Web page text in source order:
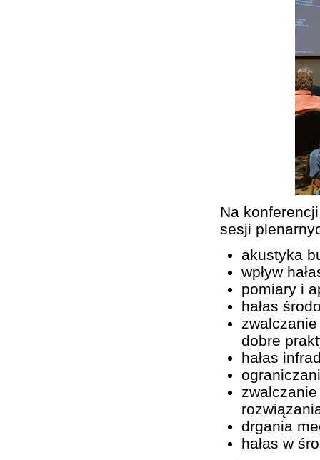
Na
sesji
akustyka
wpływ
pomiary i
hałas
dobre
hałas
drgania
hałas w